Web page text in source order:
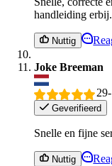
handleiding erbij.
Nuttig
Joke Breeman
Geverifieerd
Snelle en fijne
Nuttig